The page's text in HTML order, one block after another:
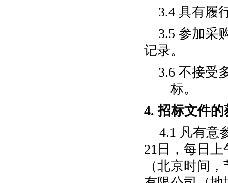
3.4 具有履
3.5 参加采
记录。
3.6 不接受
标。
4. 招标文件的
4.1 凡有意
21 日，每日上
（北京时间